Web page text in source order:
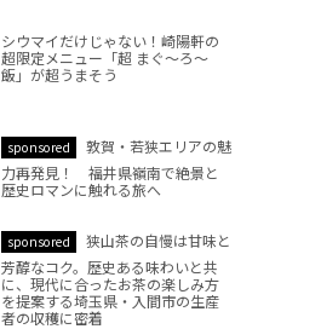
シウマイだけじゃない！崎陽軒の
超限定メニュー「超 まぐ～ろ～
飯」が超うまそう
sponsored
敦賀・若狭エリアの魅
力再発見！ 福井県嶺南で絶景と
歴史ロマンに触れる旅へ
sponsored
狭山茶の自慢は甘味と
芳醇なコク。歴史ある味わいと共
に、現代に合ったお茶の楽しみ方
を提案する埼玉県・入間市の生産
者の収穫に密着